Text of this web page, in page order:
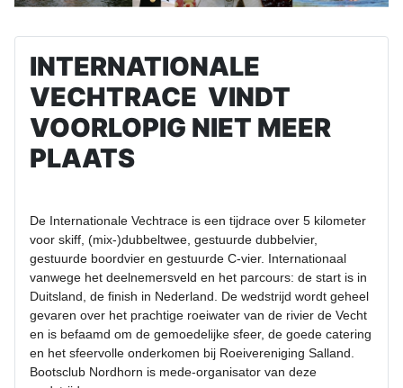
INTERNATIONALE
VECHTRACE VINDT
VOORLOPIG NIET MEER
PLAATS
De Internationale Vechtrace is een tijdrace over 5 kilometer
voor skiff, (mix-)dubbeltwee, gestuurde dubbelvier,
gestuurde boordvier en gestuurde C-vier. Internationaal
vanwege het deelnemersveld en het parcours: de start is in
Duitsland, de finish in Nederland. De wedstrijd wordt geheel
gevaren over het prachtige roeiwater van de rivier de Vecht
en is befaamd om de gemoedelijke sfeer, de goede catering
en het sfeervolle onderkomen bij Roeivereniging Salland.
Bootsclub Nordhorn is mede-organisator van deze